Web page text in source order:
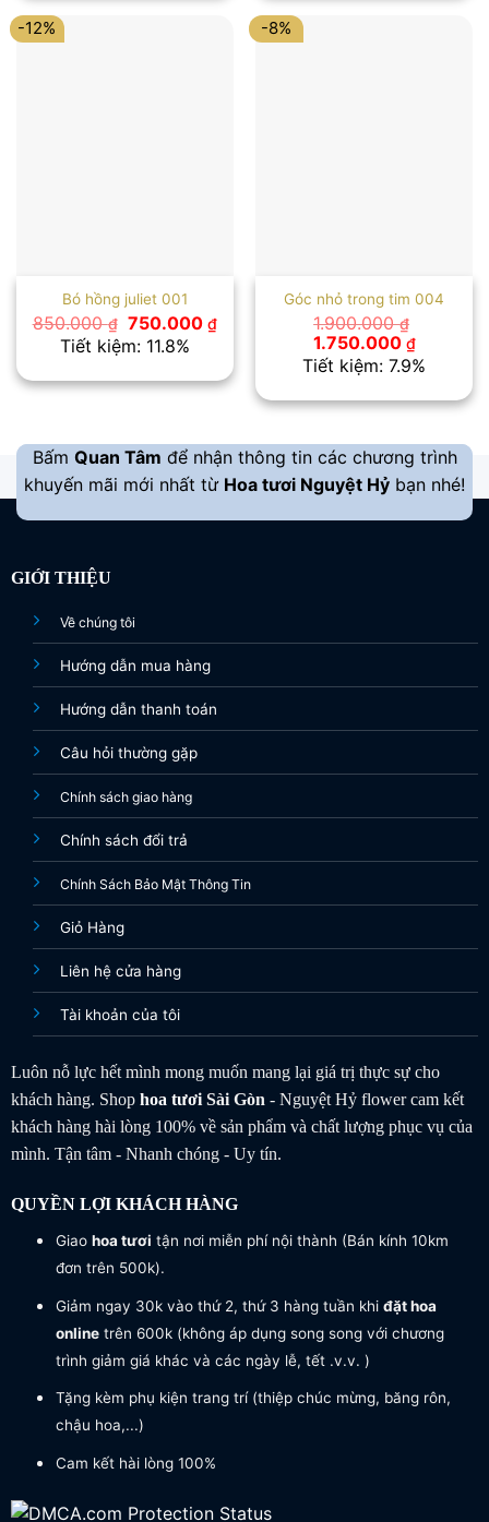
-12%
Bó hồng juliet 001
850.000₫ Giá
gốc
là:
750.000₫Giá
là:
750.000 ₫.
Tiết kiệm: 11.8%
-8%
Góc nhỏ trong tim 004
1.900.000₫
Giá
gốc
là:
1.750.000 ₫Giá
hiện
tại
Tiết kiệm: 7.9%
Bấm Quan Tâm để nhận thông tin các chương trình
khuyến mãi mới nhất từ Hoa tươi Nguyệt Hỷ bạn nhé!
GIỚI THIỆU
Về chúng tôi
Hướng dẫn mua hàng
Hướng dẫn thanh toán
Câu hỏi thường gặp
Chính sách giao hàng
Chính sách đổi trả
Chính Sách Bảo Mật Thông Tin
Giỏ Hàng
Liên hệ cửa hàng
Tài khoản của tôi
Luôn nỗ lực hết mình mong muốn mang lại giá trị thực sự cho
khách hàng. Shop hoa tươiSài Gòn- Nguyệt Hỷ flower cam kết
khách hàng hài lòng 100% về sản phẩm và chất lượng phục vụ của
mình. Tận tâm - Nhanh chóng - Uy tín.
QUYỀN LỢI KHÁCH HÀNG
Giao hoa tươi tận nơi miễn phí nội thành (Bán kính 10km
đơn trên 500k).
Giảm ngay 30k vào thứ 2, thứ 3 hàng tuần khi đặt hoa
onlinetrên 600k (không áp dụng song song với chương
trình giảm giá khác và các ngày lễ, tết .v.v. )
Tặng kèm phụ kiện trang trí (thiệp chúc mừng, băng rôn,
chậu hoa,...)
Cam kết hài lòng 100%